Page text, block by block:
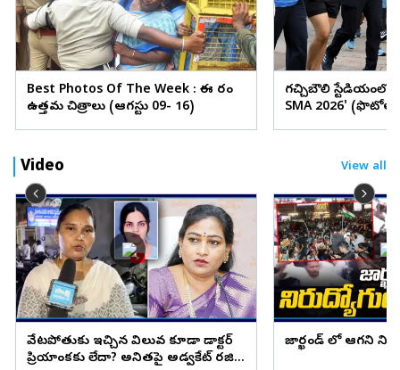
Best Photos Of The Week : ఈ వారం
ఉత్తమ చిత్రాలు (ఆగస్టు 09- 16)
గచ్చిబౌలి స్టేడియంలో
SMA 2026'
Video View all
వేటపోతుకు ఇచ్చిన విలువ కూడా డాక్టర్
ప్రియాంకకు లేదా? అనితపై అడ్వకేట్ రజిని
జార్ఖండ్ లో ఆగని